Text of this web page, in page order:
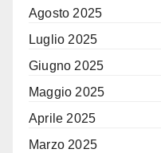
Agosto 2025
Luglio 2025
Giugno 2025
Maggio 2025
Aprile 2025
Marzo 2025